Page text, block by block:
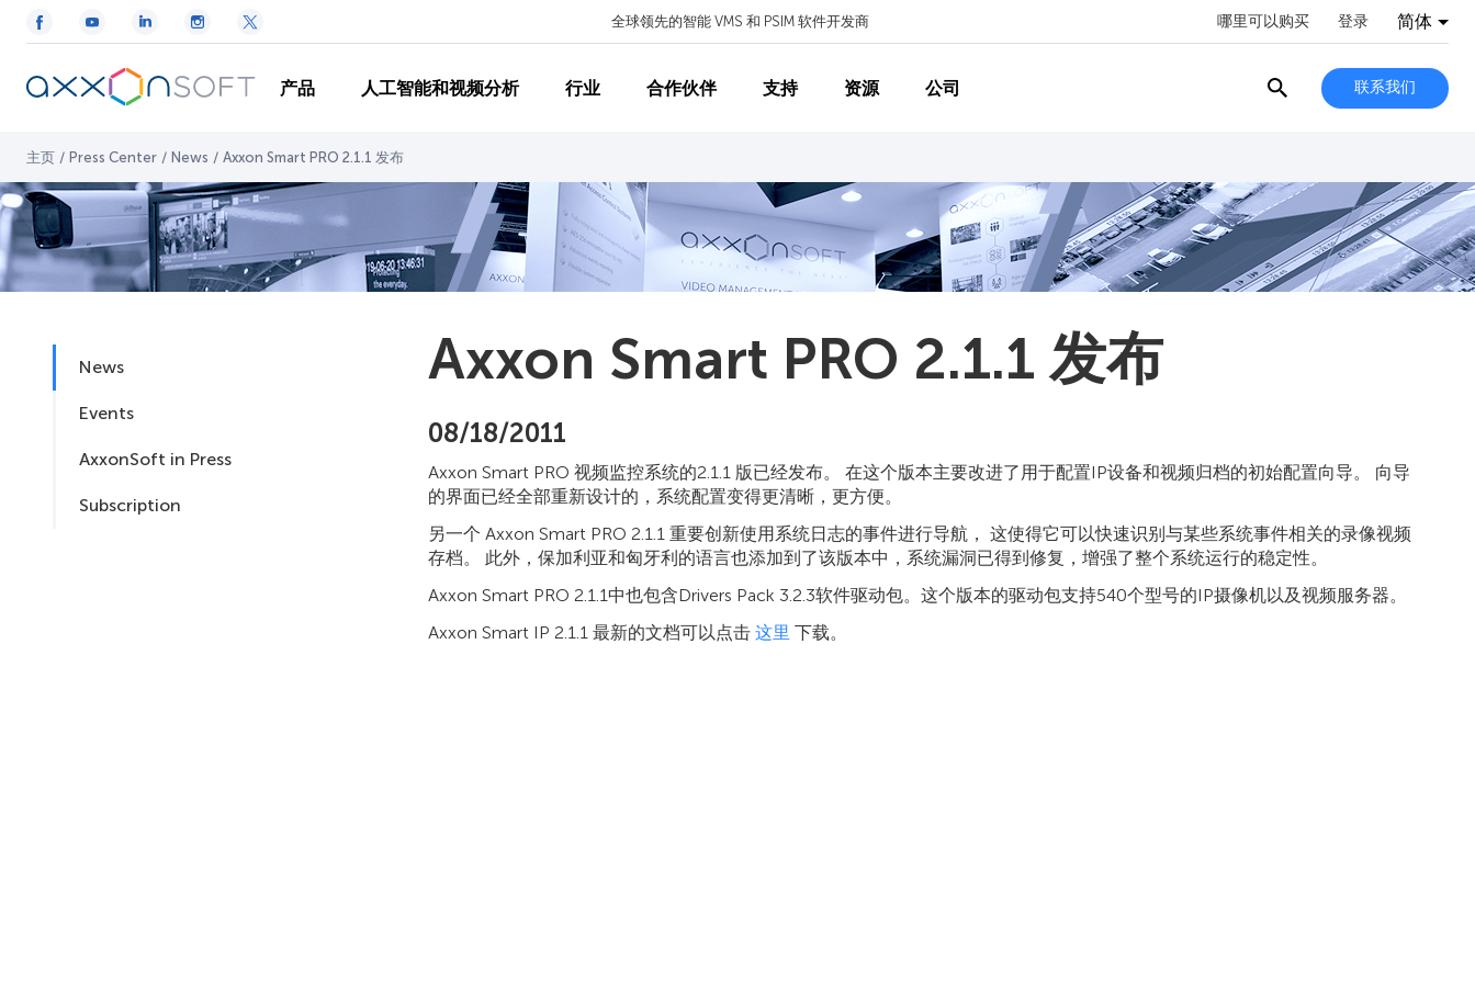
全球领先的智能 VMS 和 PSIM 软件开发商 哪里可以购买 登录 简体
产品 人工智能和视频分析 行业 合作伙伴 支持 资源 公司 联系我们
主页 / Press Center / News / Axxon Smart PRO 2.1.1 发布
News
Events
AxxonSoft in Press
Subscription
Axxon Smart PRO 2.1.1 发布
08/18/2011
Axxon Smart PRO 视频监控系统的2.1.1 版已经发布。 在这个版本主要改进了用于配置IP设备和视频归档的初始配置向导。 向导
的界面已经全部重新设计的，系统配置变得更清晰，更方便。
另一个 Axxon Smart PRO 2.1.1 重要创新使用系统日志的事件进行导航， 这使得它可以快速识别与某些系统事件相关的录像视频
存档。 此外，保加利亚和匈牙利的语言也添加到了该版本中，系统漏洞已得到修复，增强了整个系统运行的稳定性。
Axxon Smart PRO 2.1.1中也包含Drivers Pack 3.2.3软件驱动包。这个版本的驱动包支持540个型号的IP摄像机以及视频服务器。
Axxon Smart IP 2.1.1 最新的文档可以点击 这里 下载。